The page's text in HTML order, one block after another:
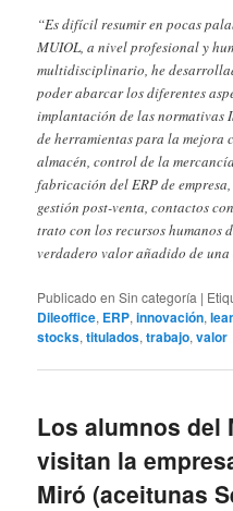
“Es difícil resumir en pocas
MUIOL, a nivel profesional y
multidisciplinario, he
poder abarcar los diferentes
implantación de las normativas
de herramientas para la mejora
almacén, control de la
fabricación del ERP de
gestión post-venta, contactos
trato con los recursos humanos
verdadero valor añadido de
Publicado en Sin categoría |
Dileoffice, ERP,innovación,
stocks,titulados,trabajo,valor
Los alumnos del
visitan la
Miró (aceitunas